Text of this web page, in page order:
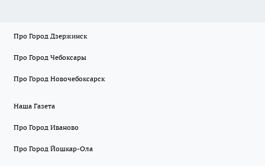
Про Город Дзержинск
Про Город Чебоксары
Про Город Новочебоксарск
Наша Газета
Про Город Иваново
Про Город Йошкар-Ола